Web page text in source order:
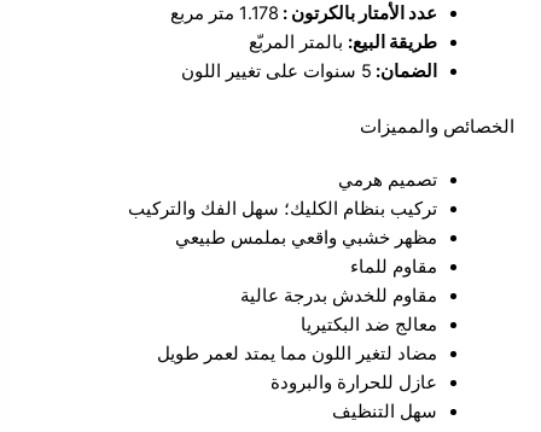
عدد الأمتار بالكرتون : 1.178 متر مربع
طريقة البيع: بالمتر المربّع
الضمان: 5 سنوات على تغيير اللون
الخصائص والمميزات
تصميم هرمي
تركيب بنظام الكليك؛ سهل الفك والتركيب
مظهر خشبي واقعي بملمس طبيعي
مقاوم للماء
مقاوم للخدش بدرجة عالية
معالج ضد البكتيريا
مضاد لتغير اللون مما يمتد لعمر طويل
عازل للحرارة والبرودة
سهل التنظيف